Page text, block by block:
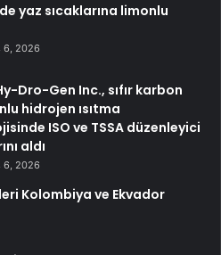
yaz sıcaklarına limonlu
6, 2026
Dro-Gen Inc., sıfır karbon
hidrojen ısıtma
ISO ve TSSA düzenleyici
aldı
6, 2026
Kolombiya ve Ekvador